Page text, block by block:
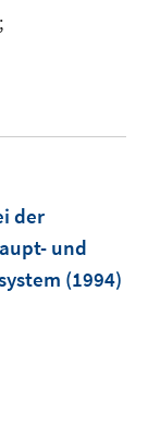
der
und
(1994)